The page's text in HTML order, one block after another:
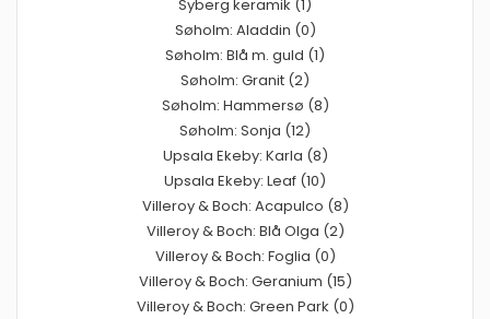
Syberg keramik (1)
Søholm: Aladdin (0)
Søholm: Blå m. guld (1)
Søholm: Granit (2)
Søholm: Hammersø (8)
Søholm: Sonja (12)
Upsala Ekeby: Karla (8)
Upsala Ekeby: Leaf (10)
Villeroy & Boch: Acapulco (8)
Villeroy & Boch: Blå Olga (2)
Villeroy & Boch: Foglia (0)
Villeroy & Boch: Geranium (15)
Villeroy & Boch: Green Park (0)